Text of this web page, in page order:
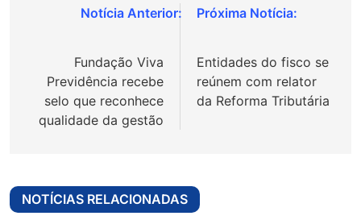
Navegação
Post
Fundação Viva
Previdência recebe
selo que reconhece
qualidade da gestão
Entidades do fisco se
reúnem com relator
da Reforma Tributária
NOTÍCIAS RELACIONADAS